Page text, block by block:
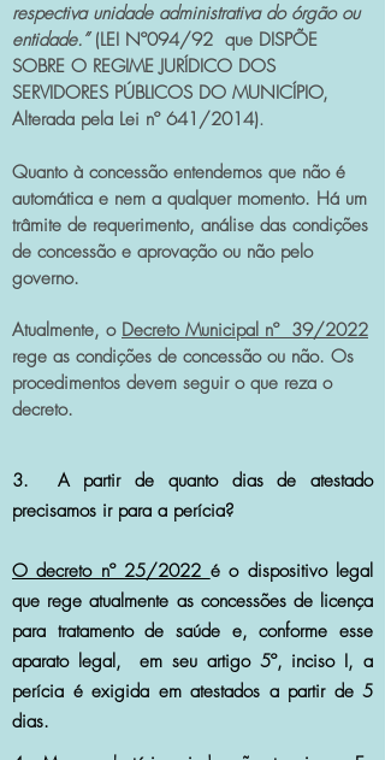
respectiva unidade administrativa do órgão ou
entidade.” (LEI Nº094/92 que DISPÕE
SOBRE O REGIME JURÍDICO DOS
SERVIDORES PÚBLICOS DO MUNICÍPIO,
Alterada pela Lei nº 641/2014).
Quanto à concessão entendemos que não é
automática e nem a qualquer momento. Há um
trâmite de requerimento, análise das condições
de concessão e aprovação ou não pelo
governo.
Atualmente, o Decreto Municipal nº 39/2022
rege as condições de concessão ou não. Os
procedimentos devem seguir o que reza o
decreto.
3. A partir de quanto dias de atestado
precisamos ir para a perícia?
O decreto nº 25/2022 é o dispositivo legal
que rege atualmente as concessões de licença
para tratamento de saúde e, conforme esse
aparato legal, em seu artigo 5º, inciso I, a
perícia é exigida em atestados a partir de 5
dias.